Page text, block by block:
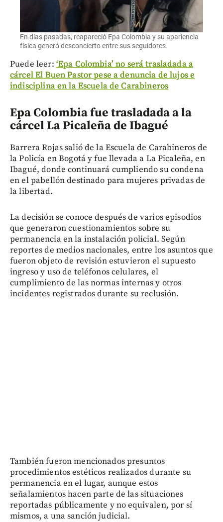
En días pasadas, reapareció Epa Colombia y su apariencia
física generó desconcierto entre sus seguidores.
Puede leer: ‘Epa Colombia’ no será trasladada a
cárcel El Buen Pastor pese a denuncia de lujos e
indisciplina en la Escuela de Carabineros
Epa Colombia fue trasladada a la
cárcel La Picaleña de Ibagué
Barrera Rojas salió de la Escuela de Carabineros de
la Policía en Bogotá y fue llevada a La Picaleña, en
Ibagué, donde continuará cumpliendo su condena
en el pabellón destinado para mujeres privadas de
la libertad.
La decisión se conoce después de varios episodios
que generaron cuestionamientos sobre su
permanencia en la instalación policial. Según
reportes de medios nacionales, entre los asuntos que
fueron objeto de revisión estuvieron el supuesto
ingreso y uso de teléfonos celulares, el
cumplimiento de las normas internas y otros
incidentes registrados durante su reclusión.
También fueron mencionados presuntos
procedimientos estéticos realizados durante su
permanencia en el lugar, aunque estos
señalamientos hacen parte de las situaciones
reportadas públicamente y no equivalen, por sí
mismos, a una sanción judicial.